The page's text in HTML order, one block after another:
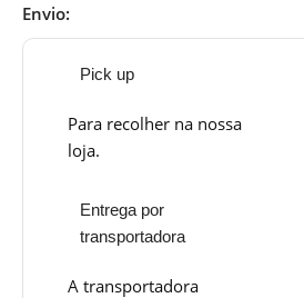
Envio:
Pick up
Para recolher na nossa
loja.
Entrega por
transportadora
A transportadora